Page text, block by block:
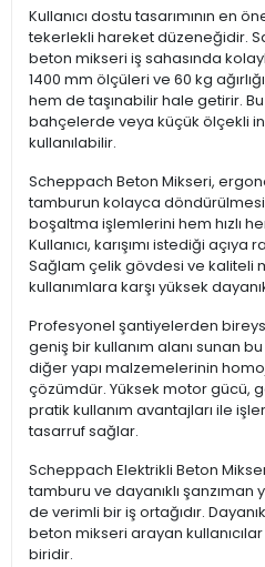
Kullanıcı dostu tasarımının en
tekerlekli hareket düzeneğidir.
beton mikseri iş sahasında
1400 mm ölçüleri ve 60 kg
hem de taşınabilir hale getirir.
bahçelerde veya küçük ölçekli
kullanılabilir.
Scheppach Beton Mikseri,
tamburun kolayca
boşaltma işlemlerini hem hızlı
Kullanıcı, karışımı istediği
Sağlam çelik gövdesi ve kaliteli
kullanımlara karşı yüksek
Profesyonel şantiyelerden
geniş bir kullanım alanı sunan
diğer yapı malzemelerinin
çözümdür. Yüksek motor gücü,
pratik kullanım avantajları ile
tasarruf sağlar.
Scheppach Elektrikli Beton
tamburu ve dayanıklı şanzıman
de verimli bir iş ortağıdır.
beton mikseri arayan
biridir.